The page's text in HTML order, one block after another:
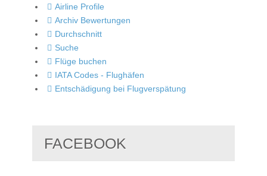
Airline Profile
Archiv Bewertungen
Durchschnitt
Suche
Flüge buchen
IATA Codes - Flughäfen
Entschädigung bei Flugverspätung
FACEBOOK